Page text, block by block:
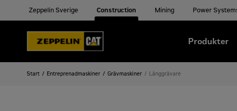
Zeppelin Sverige Construction Mining Power
Produkter
Start Entreprenadmaskiner Grävmaskiner Långgrävare